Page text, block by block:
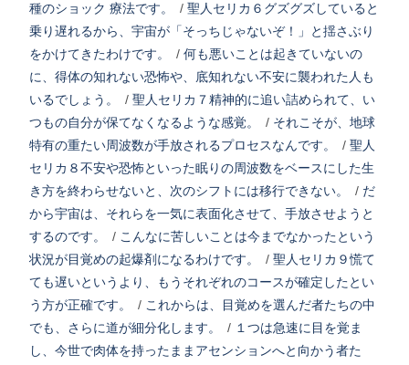
種のショック 療法です。
/ 聖人セリカ６グズグズしていると
乗り遅れるから、宇宙が「そっちじゃないぞ！」と揺さぶり
をかけてきたわけです。
/ 何も悪いことは起きていないの
に、得体の知れない恐怖や、底知れない不安に襲われた人も
いるでしょう。
/ 聖人セリカ７精神的に追い詰められて、い
つもの自分が保てなくなるような感覚。
/ それこそが、地球
特有の重たい周波数が手放されるプロセスなんです。
/ 聖人
セリカ８不安や恐怖といった眠りの周波数をベースにした生
き方を終わらせないと、次のシフトには移行できない。
/ だ
から宇宙は、それらを一気に表面化させて、手放させようと
するのです。
/ こんなに苦しいことは今までなかったという
状況が目覚めの起爆剤になるわけです。
/ 聖人セリカ９慌て
ても遅いというより、もうそれぞれのコースが確定したとい
う方が正確です。
/ これからは、目覚めを選んだ者たちの中
でも、さらに道が細分化します。
/ １つは急速に目を覚ま
し、今世で肉体を持ったままアセンションへと向かう者た